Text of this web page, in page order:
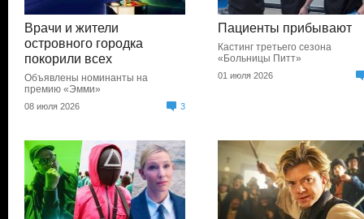
Врачи и жители
островного городка
покорили всех
Объявлены номинанты на
премию «Эмми»
08 июля 2026 3
Пациенты прибывают
Кастинг третьего сезона
«Больницы Питт»
01 июля 2026